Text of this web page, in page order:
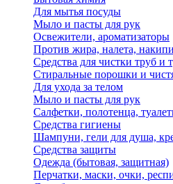
Для мытья посуды
Мыло и пасты для рук
Освежители, ароматизаторы
Против жира, налета,
Средства для чистки труб и
Стиральные порошки и
Для ухода за телом
Мыло и пасты для рук
Салфетки, полотенца,
Средства гигиены
Шампуни, гели для душа,
Средства защиты
Одежда (бытовая, защитная)
Перчатки, маски, очки,